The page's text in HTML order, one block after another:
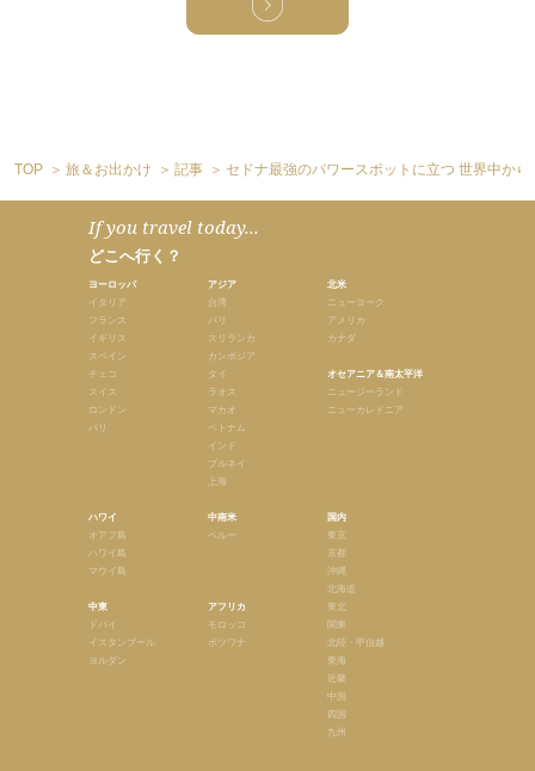
TOP 旅＆お出かけ 記事 セドナ最強のパワースポットに立つ 世界中か
If you travel today...
どこへ行く？
ヨーロッパ
イタリア
フランス
イギリス
スペイン
チェコ
スイス
ロンドン
パリ
ハワイ
オアフ島
ハワイ島
マウイ島
中東
ドバイ
イスタンブール
ヨルダン
アジア
台湾
バリ
スリランカ
カンボジア
タイ
ラオス
マカオ
ベトナム
インド
ブルネイ
上海
中南米
ペルー
アフリカ
モロッコ
ボツワナ
北米
ニューヨーク
アメリカ
カナダ
オセアニア＆南太平洋
ニュージーランド
ニューカレドニア
国内
東京
京都
沖縄
北海道
東北
関東
北陸・甲信越
東海
近畿
中国
四国
九州